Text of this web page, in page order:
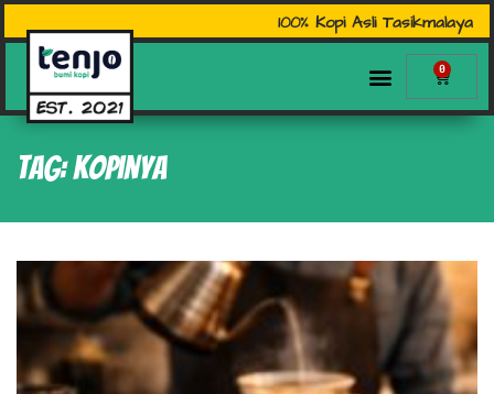
100% Kopi Asli Tasikmalaya
0
Tag: kopinya